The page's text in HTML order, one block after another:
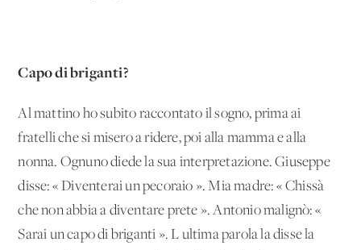
Capo di briganti?
Al mattino ho subito raccontato il sogno, prima ai
fratelli che si misero a ridere, poi alla mamma e alla
nonna. Ognuno diede la sua interpretazione. Giuseppe
disse: « Diventerai un pecoraio ». Mia madre: « Chissà
che non abbia a diventare prete ». Antonio malignò: «
Sarai un capo di briganti ». L'ultima parola la disse la